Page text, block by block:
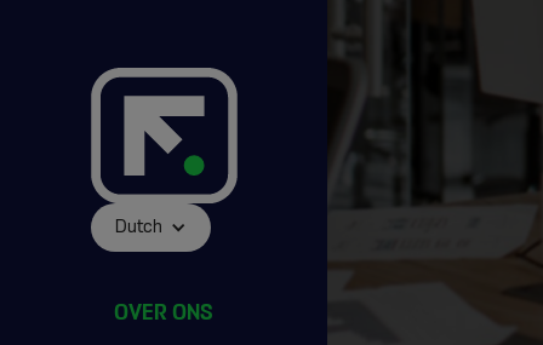
Dutch
OVER ONS